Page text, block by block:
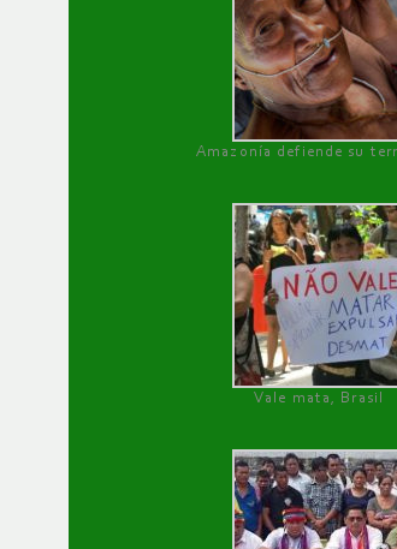
Amazonía defiende su
Vale mata, Brasil